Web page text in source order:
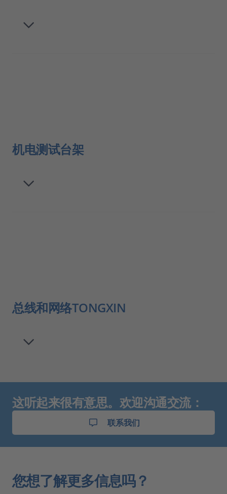
机电测试台架
总线和网络TONGXIN
这听起来很有意思。欢迎沟通交流：
联系我们
您想了解更多信息吗？